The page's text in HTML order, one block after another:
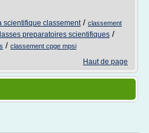
scientifique classement/ classement
preparatoires scientifiques /
/ classement cpge mpsi
Haut de page